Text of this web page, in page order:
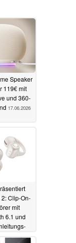
Speaker
119€ mit
und 360-
17.06.2026
Clip-On-
mit
6.1 und